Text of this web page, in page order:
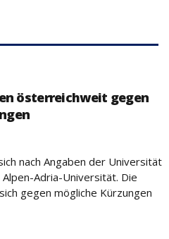
österreichweit gegen
nach Angaben der Universität
Adria-Universität. Die
gegen mögliche Kürzungen